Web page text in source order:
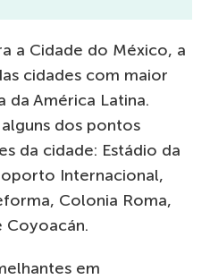
a Cidade do México, a
cidades com maior
da América Latina.
dos pontos
da cidade: Estádio da
Internacional,
Colonia Roma,
Coyoacán.
em